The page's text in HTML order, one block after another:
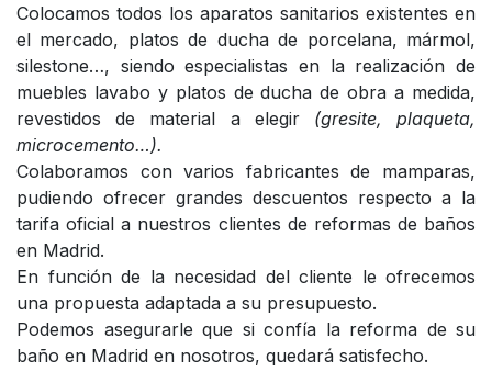
Colocamos todos los aparatos sanitarios existentes en
el mercado, platos de ducha de porcelana, mármol,
silestone…, siendo especialistas en la realización de
muebles lavabo y platos de ducha de obra a medida,
revestidos de material a elegir (gresite, plaqueta,
microcemento…).
Colaboramos con varios fabricantes de mamparas,
pudiendo ofrecer grandes descuentos respecto a la
tarifa oficial a nuestros clientes de reformas de baños
en Madrid.
En función de la necesidad del cliente le ofrecemos
una propuesta adaptada a su presupuesto.
Podemos asegurarle que si confía la reforma de su
baño en Madrid en nosotros, quedará satisfecho.